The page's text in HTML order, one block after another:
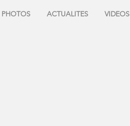
PHOTOS ACTUALITES VIDEOS